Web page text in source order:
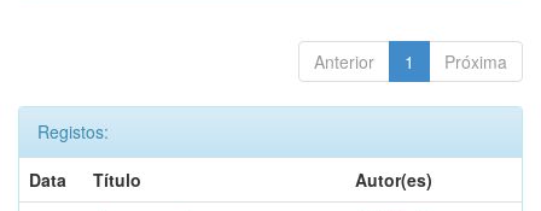
Anterior 1 Próxima
Registos:
Data
Título
Autor(es)